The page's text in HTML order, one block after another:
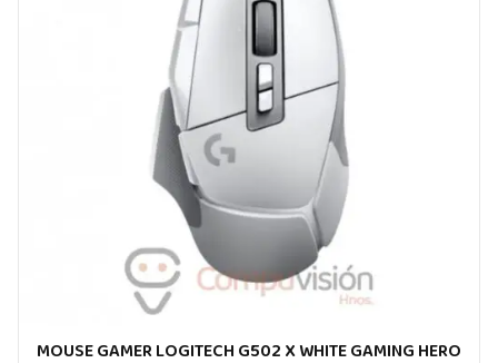
MOUSE GAMER LOGITECH G502 X WHITE GAMING HERO